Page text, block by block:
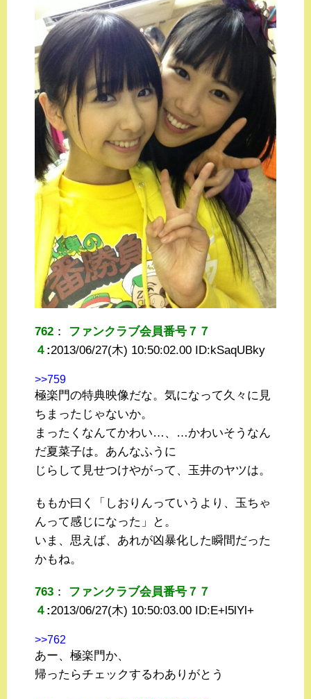
762 ： ファンクラブ会員番号７７
４ :2013/06/27(木) 10:50:02.00 ID:kSaqUBky
>>759
極楽門の特典映像だな。気になって久々に見
ちまったじゃないか。
まったくなんてかわい…、…かわいそうなん
だ夏菜子は。あんなふうに
じらして見せつけやがって、玉井のヤツは。
ももか曰く「しおりんっていうより、玉ちゃ
んって感じになった」と。
いま、思えば、あれが凶暴化した瞬間だった
かもね。
763 ： ファンクラブ会員番号７７
４ :2013/06/27(木) 10:50:03.00 ID:E+l5lYl+
>>762
あー、極楽門か、
帰ったらチェックするわありがとう